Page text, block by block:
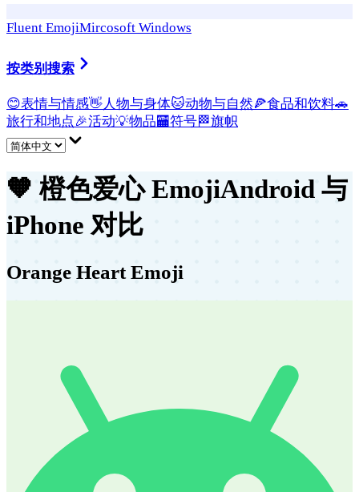
Fluent EmojiMircosoft Windows
按类别搜索
😊表情与情感👋 人物与身体🐱动物与自然🍕食品和饮料🚗
旅行和地点🎉活动💡物品🏧符号🏁旗帜
🧡 橙色爱心 EmojiAndroid 与
iPhone 对比
Orange Heart Emoji